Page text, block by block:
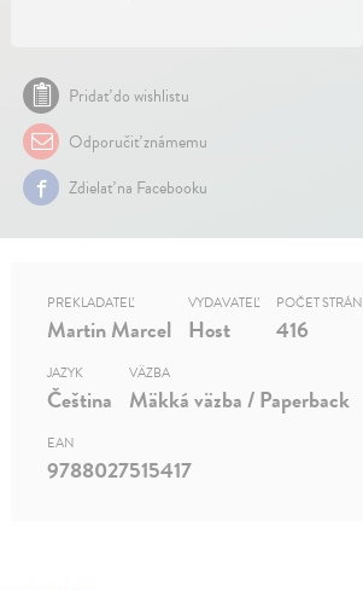
Pridať do wishlistu
Odporučiť známemu
Zdielať na Facebooku
PREKLADATEĽ
Martin Marcel
VYDAVATEĽ
Host
POČET STRÁN
416
JAZYK
Čeština
VÄZBA
Mäkká väzba / Paperback
EAN
9788027515417